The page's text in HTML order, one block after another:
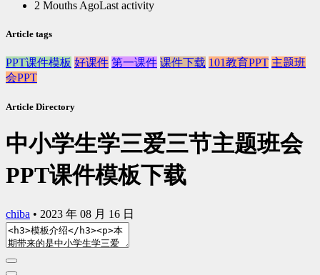
2 Mouths AgoLast activity
Article tags
PPT课件模板 好课件 第一课件 课件下载 101教育PPT 主题班
会PPT
Article Directory
中小学生学三爱三节主题班会
PPT课件模板下载
chiba • 2023 年 08 月 16 日